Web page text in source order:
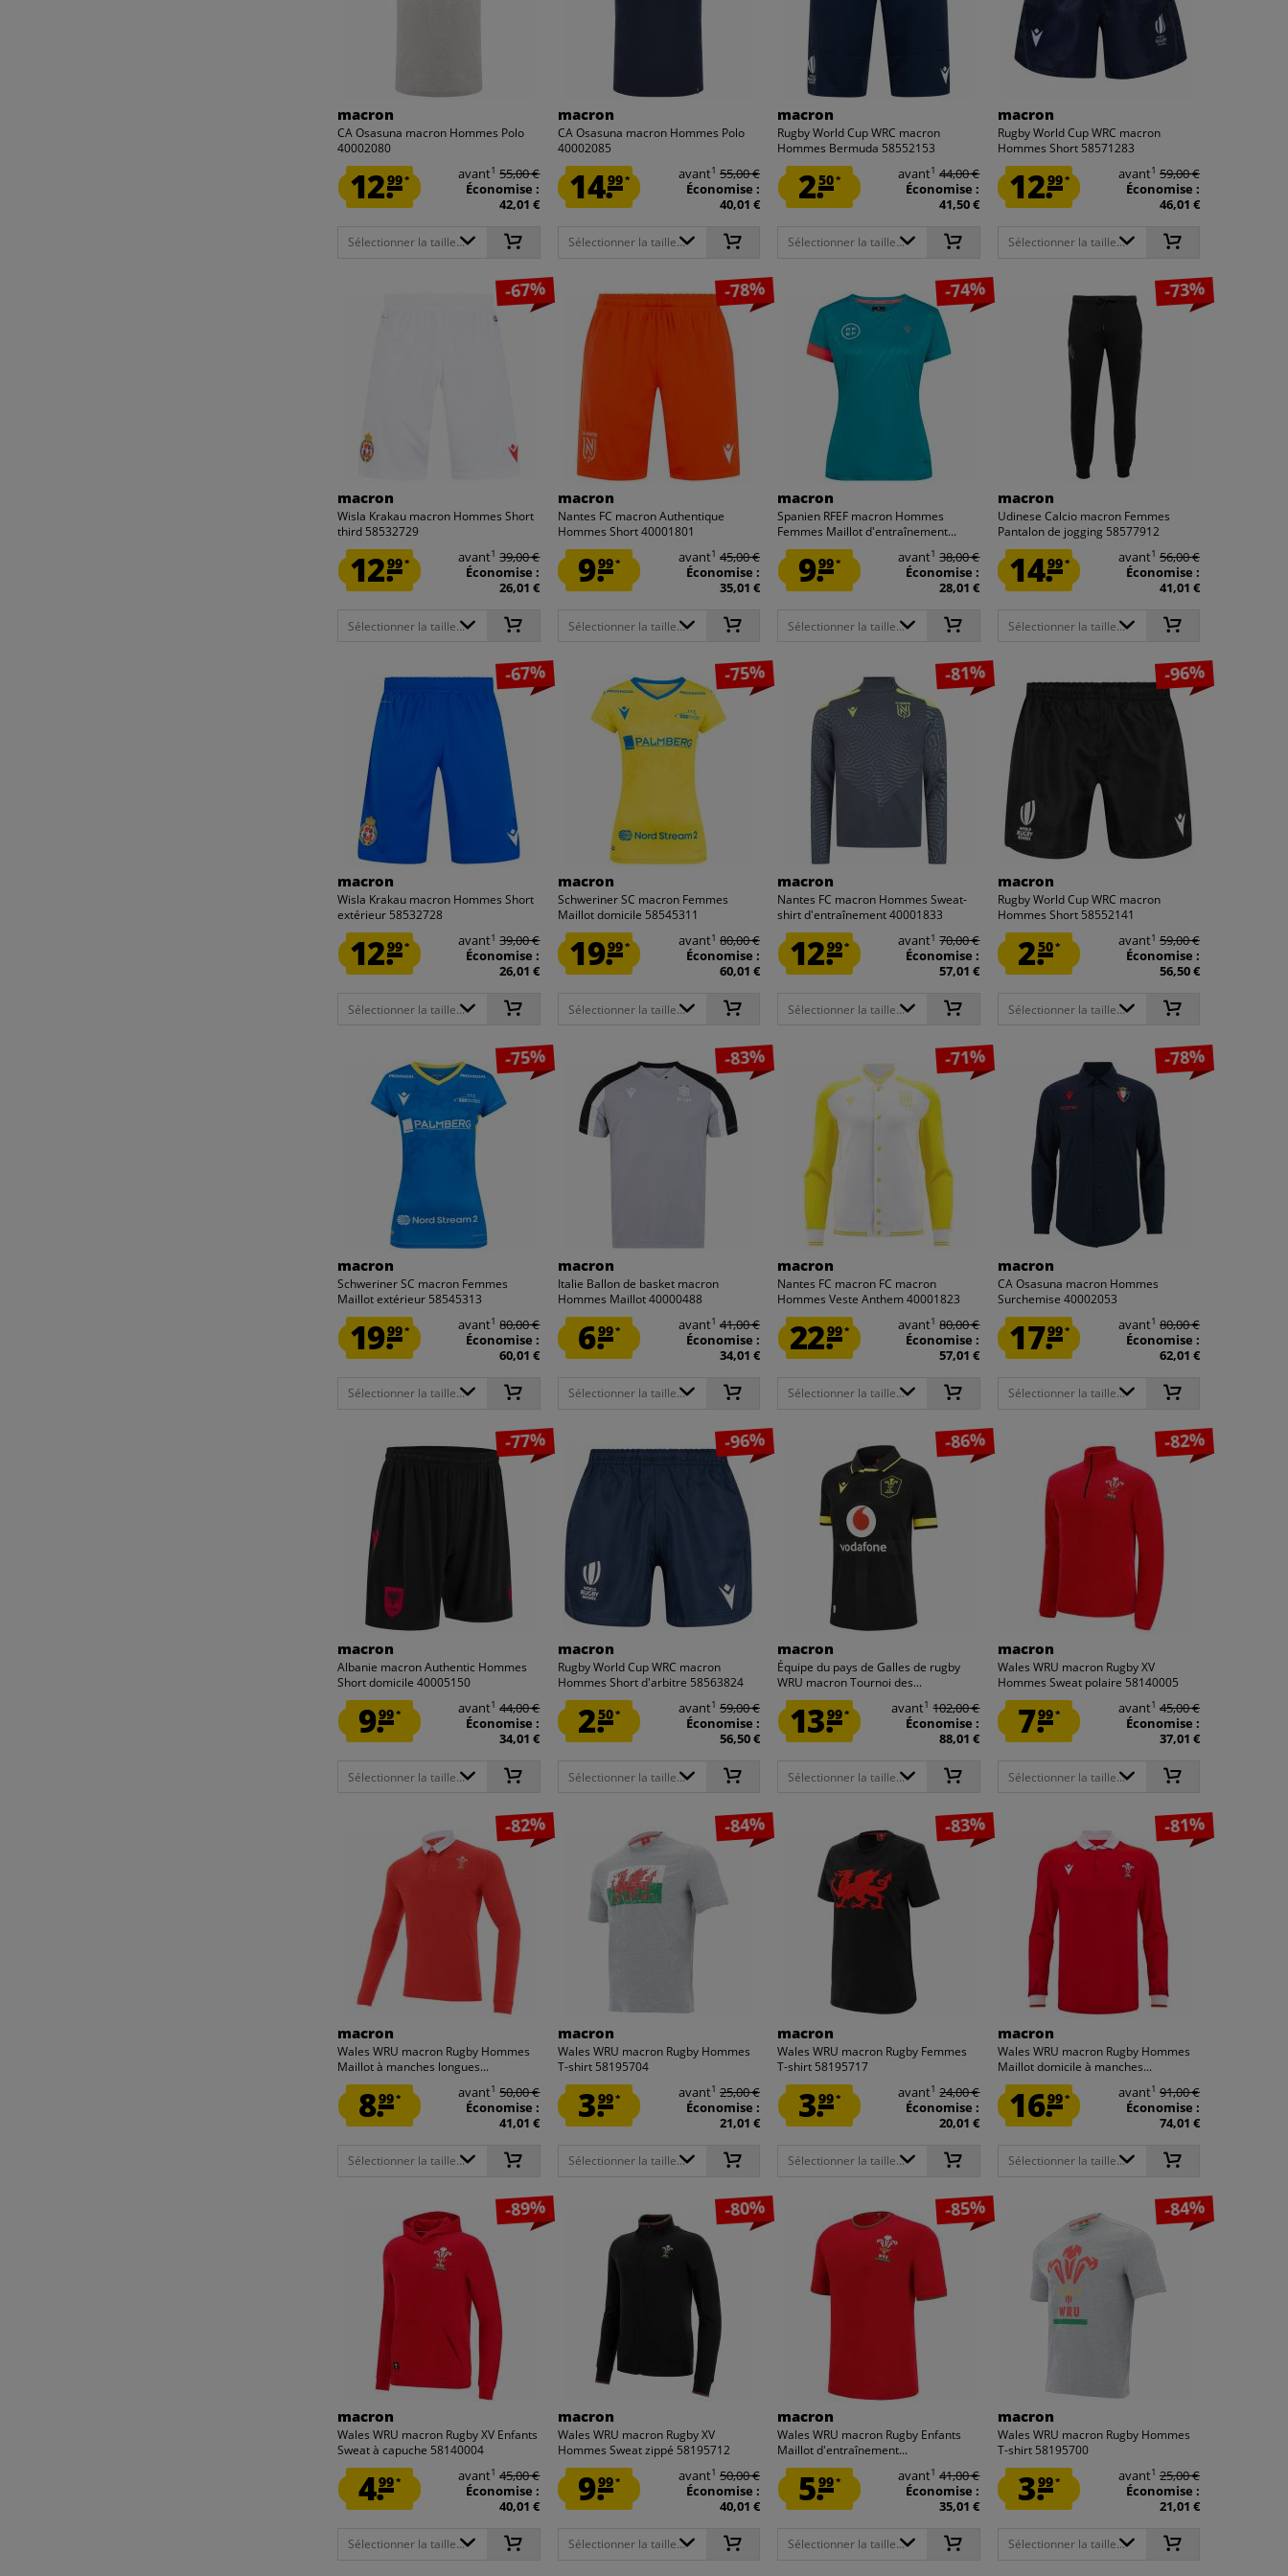
macron
CA Osasuna macron Hommes Polo
40002080
12.99* avant1 55,00 €
Économise :
42,01 €
Sélectionner la taille...
macron
CA Osasuna macron Hommes Polo
40002085
14.99* avant1 55,00 €
Économise :
40,01 €
Sélectionner la taille...
macron
Rugby World Cup WRC macron
Hommes Bermuda 58552153
2.50* avant1 44,00 €
Économise :
41,50 €
Sélectionner la taille...
macron
Rugby World Cup WRC macron
Hommes Short 58571283
12.99* avant1 59,00 €
Économise :
46,01 €
Sélectionner la taille...
-67%
macron
Wisla Krakau macron Hommes Short
third 58532729
12.99* avant1 39,00 €
Économise :
26,01 €
Sélectionner la taille...
-78%
macron
Nantes FC macron Authentique
Hommes Short 40001801
9.99* avant1 45,00 €
Économise :
35,01 €
Sélectionner la taille...
-74%
macron
Spanien RFEF macron Hommes
Femmes Maillot d'entraînement...
9.99* avant1 38,00 €
Économise :
28,01 €
Sélectionner la taille...
-73%
macron
Udinese Calcio macron Femmes
Pantalon de jogging 58577912
14.99* avant1 56,00 €
Économise :
41,01 €
Sélectionner la taille...
-67%
macron
Wisla Krakau macron Hommes Short
extérieur 58532728
12.99* avant1 39,00 €
Économise :
26,01 €
Sélectionner la taille...
-75%
macron
Schweriner SC macron Femmes
Maillot domicile 58545311
19.99* avant1 80,00 €
Économise :
60,01 €
Sélectionner la taille...
-81%
macron
Nantes FC macron Hommes Sweat-
shirt d'entraînement 40001833
12.99* avant1 70,00 €
Économise :
57,01 €
Sélectionner la taille...
-96%
macron
Rugby World Cup WRC macron
Hommes Short 58552141
2.50* avant1 59,00 €
Économise :
56,50 €
Sélectionner la taille...
-75%
macron
Schweriner SC macron Femmes
Maillot extérieur 58545313
19.99* avant1 80,00 €
Économise :
60,01 €
Sélectionner la taille...
-83%
macron
Italie Ballon de basket macron
Hommes Maillot 40000488
6.99* avant1 41,00 €
Économise :
34,01 €
Sélectionner la taille...
-71%
macron
Nantes FC macron FC macron
Hommes Veste Anthem 40001823
22.99* avant1 80,00 €
Économise :
57,01 €
Sélectionner la taille...
-78%
macron
CA Osasuna macron Hommes
Surchemise 40002053
17.99* avant1 80,00 €
Économise :
62,01 €
Sélectionner la taille...
-77%
macron
Albanie macron Authentic Hommes
Short domicile 40005150
9.99* avant1 44,00 €
Économise :
34,01 €
Sélectionner la taille...
-96%
macron
Rugby World Cup WRC macron
Hommes Short d'arbitre 58563824
2.50* avant1 59,00 €
Économise :
56,50 €
Sélectionner la taille...
-86%
macron
Équipe du pays de Galles de rugby
WRU macron Tournoi des...
13.99* avant1 102,00 €
Économise :
88,01 €
Sélectionner la taille...
-82%
macron
Wales WRU macron Rugby XV
Hommes Sweat polaire 58140005
7.99* avant1 45,00 €
Économise :
37,01 €
Sélectionner la taille...
-82%
macron
Wales WRU macron Rugby Hommes
Maillot à manches longues...
8.99* avant1 50,00 €
Économise :
41,01 €
Sélectionner la taille...
-84%
macron
Wales WRU macron Rugby Hommes
T-shirt 58195704
3.99* avant1 25,00 €
Économise :
21,01 €
Sélectionner la taille...
-83%
macron
Wales WRU macron Rugby Femmes
T-shirt 58195717
3.99* avant1 24,00 €
Économise :
20,01 €
Sélectionner la taille...
-81%
macron
Wales WRU macron Rugby Hommes
Maillot domicile à manches...
16.99* avant1 91,00 €
Économise :
74,01 €
Sélectionner la taille...
-89%
macron
Wales WRU macron Rugby XV Enfants
Sweat à capuche 58140004
4.99* avant1 45,00 €
Économise :
40,01 €
Sélectionner la taille...
-80%
macron
Wales WRU macron Rugby XV
Hommes Sweat zippé 58195712
9.99* avant1 50,00 €
Économise :
40,01 €
Sélectionner la taille...
-85%
macron
Wales WRU macron Rugby Enfants
Maillot d'entraînement...
5.99* avant1 41,00 €
Économise :
35,01 €
Sélectionner la taille...
-84%
macron
Wales WRU macron Rugby Hommes
T-shirt 58195700
3.99* avant1 25,00 €
Économise :
21,01 €
Sélectionner la taille...